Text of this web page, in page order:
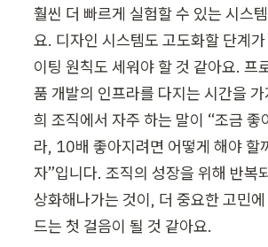
훨씬 더 빠르게 실험할 수 있는 시스
요. 디자인 시스템도 고도화할 단계
이팅 원칙도 세워야 할 것 같아요. 프
품 개발의 인프라를 다지는 시간을
희 조직에서 자주 하는 말이 “조금 좋
라, 10배 좋아지려면 어떻게 해야 할
자”입니다. 조직의 성장을 위해 반복
상화해나가는 것이, 더 중요한 고민
드는 첫 걸음이 될 것 같아요.